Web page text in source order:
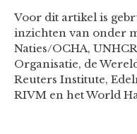
Voor dit artikel is
inzichten van onder
Naties/OCHA,
Organisatie, de
Reuters Institute,
RIVM en het World